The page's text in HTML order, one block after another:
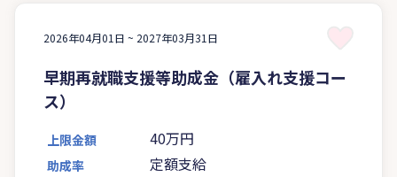
2026年04月01日 ~ 2027年03月31日
早期再就職支援等助成金（雇入れ支援コー
ス）
上限金額 40万円
助成率 定額支給